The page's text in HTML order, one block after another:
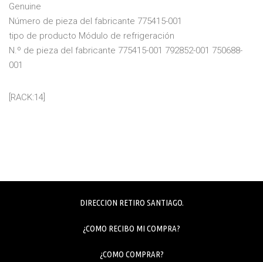
Genuine
Número de pieza del fabricante 775415-001
tipo de producto Módulo de refrigeración
N.º de pieza del fabricante 775415-001 792852-001 750688-
001
[RACK:14]
DIRECCION RETIRO SANTIAGO.
¿COMO RECIBO MI COMPRA?
¿COMO COMPRAR?